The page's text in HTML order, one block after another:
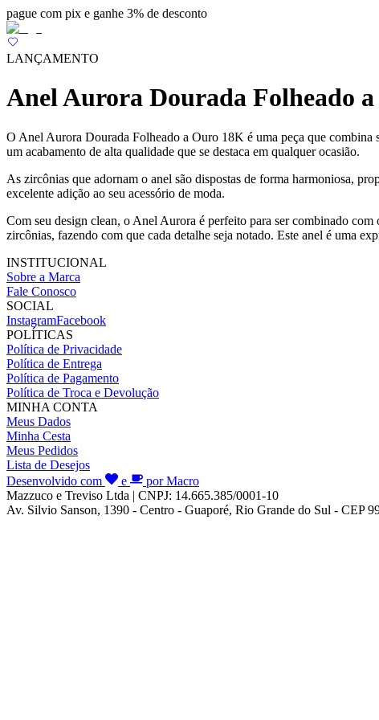
pague com pix e ganhe 3% de desconto
LANÇAMENTO
Anel Aurora Dourada Folheado
O Anel Aurora Dourada Folheado a Ouro 18K é uma peça que combina
um acabamento de alta qualidade que se destaca em qualquer ocasião.
As zircônias que adornam o anel são dispostas de forma harmoniosa,
excelente adição ao seu acessório de moda.
Com seu design clean, o Anel Aurora é perfeito para ser combinado
zircônias, fazendo com que cada detalhe seja notado. Este anel é uma
INSTITUCIONAL
Sobre a Marca
Fale Conosco
SOCIAL
InstagramFacebook
POLÍTICAS
Política de Privacidade
Política de Entrega
Política de Pagamento
Política de Troca e Devolução
MINHA CONTA
Meus Dados
Minha Cesta
Meus Pedidos
Lista de Desejos
Desenvolvido com
e
por Macro
Mazzuco e Treviso Ltda | CNPJ: 14.665.385/0001-10
Av. Silvio Sanson, 1390 - Centro - Guaporé, Rio Grande do Sul - CEP